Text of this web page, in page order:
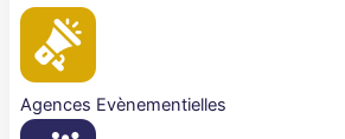
Agences Evènementielles